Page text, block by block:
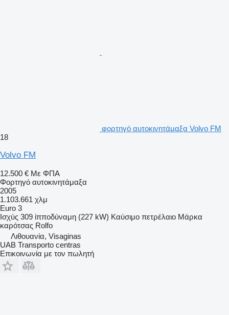
φορτηγό αυτοκινητάμαξα Volvo FM
18
Volvo FM
12.500 € Με ΦΠΑ
Φορτηγό αυτοκινητάμαξα
2005
1.103.661 χλμ
Euro 3
Ισχύς 309 ίπποδύναμη (227 kW) Καύσιμο πετρέλαιο Μάρκα
καρότσας Rolfo
Λιθουανία, Visaginas
UAB Transporto centras
Επικοινωνία με τον πωλητή